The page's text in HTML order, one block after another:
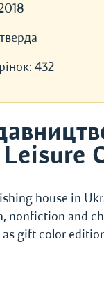
тверда
432
house in
nonfiction and
as gift color